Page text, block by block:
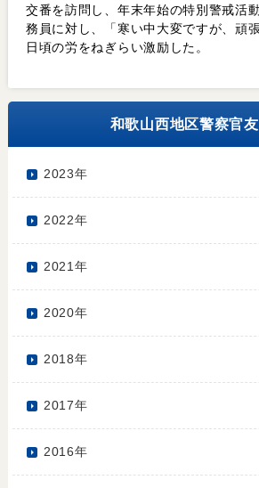
交番を訪問し、年末年始の特別警戒活
務員に対し、「寒い中大変ですが、頑
日頃の労をねぎらい激励した。
和歌山西地区警察官
2023年
2022年
2021年
2020年
2018年
2017年
2016年